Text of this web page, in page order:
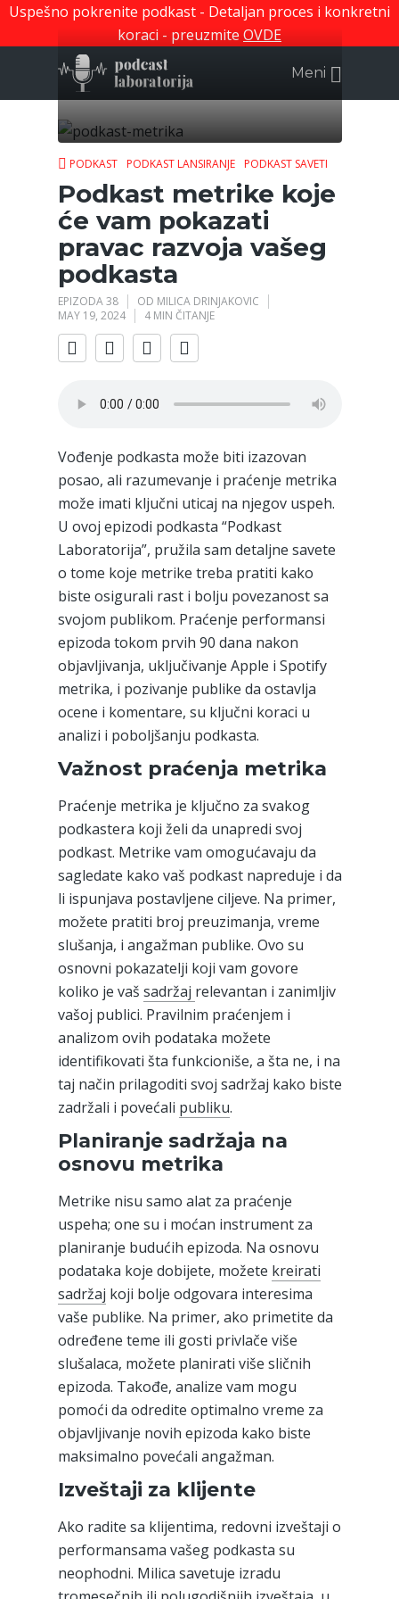
Uspešno pokrenite podkast - Detaljan proces i konkretni
koraci - preuzmite OVDE
Meni
PODKAST PODKAST LANSIRANJE PODKAST SAVETI
Podkast metrike koje
će vam pokazati
pravac razvoja vašeg
podkasta
EPIZODA 38 OD MILICA DRINJAKOVIC
MAY 19, 2024
4 MIN ČITANJE
Vođenje podkasta može biti izazovan
posao, ali razumevanje i praćenje metrika
može imati ključni uticaj na njegov uspeh.
U ovoj epizodi podkasta “Podkast
Laboratorija”, pružila sam detaljne savete
o tome koje metrike treba pratiti kako
biste osigurali rast i bolju povezanost sa
svojom publikom. Praćenje performansi
epizoda tokom prvih 90 dana nakon
objavljivanja, uključivanje Apple i Spotify
metrika, i pozivanje publike da ostavlja
ocene i komentare, su ključni koraci u
analizi i poboljšanju podkasta.
Važnost praćenja metrika
Praćenje metrika je ključno za svakog
podkastera koji želi da unapredi svoj
podkast. Metrike vam omogućavaju da
sagledate kako vaš podkast napreduje i da
li ispunjava postavljene ciljeve. Na primer,
možete pratiti broj preuzimanja, vreme
slušanja, i angažman publike. Ovo su
osnovni pokazatelji koji vam govore
koliko je vaš sadržaj relevantan i zanimljiv
vašoj publici. Pravilnim praćenjem i
analizom ovih podataka možete
identifikovati šta funkcioniše, a šta ne, i na
taj način prilagoditi svoj sadržaj kako biste
zadržali i povećali publiku.
Planiranje sadržaja na
osnovu metrika
Metrike nisu samo alat za praćenje
uspeha; one su i moćan instrument za
planiranje budućih epizoda. Na osnovu
podataka koje dobijete, možete kreirati
sadržaj koji bolje odgovara interesima
vaše publike. Na primer, ako primetite da
određene teme ili gosti privlače više
slušalaca, možete planirati više sličnih
epizoda. Takođe, analize vam mogu
pomoći da odredite optimalno vreme za
objavljivanje novih epizoda kako biste
maksimalno povećali angažman.
Izveštaji za klijente
Ako radite sa klijentima, redovni izveštaji o
performansama vašeg podkasta su
neophodni. Milica savetuje izradu